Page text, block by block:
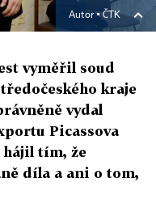
Autor ▪ČTK
vyměřil soud
kraje
vydal
Picassova
hájil tím, že
díla a ani o tom,